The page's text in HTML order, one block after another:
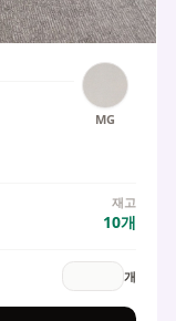
MG
재고
10개
개